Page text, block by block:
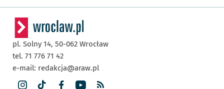
pl. Solny 14, 50-062 Wrocław
tel. 71 776 71 42
e-mail: redakcja@araw.pl